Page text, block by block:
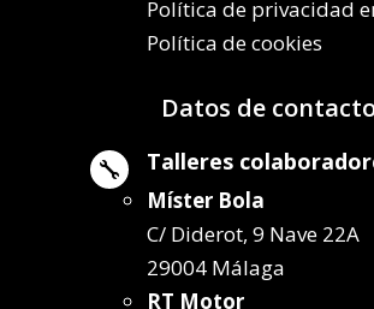
Política de privacidad
Política de cookies
Datos de
 Talleres
Míster Bola
C/ Diderot, 9 Nave 22A
29004 Málaga
RT Motor